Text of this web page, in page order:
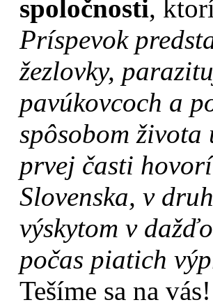
spoločnosti,
Príspevok
žezlovky,
pavúkovcoch a
spôsobom
prvej časti
Slovenska, v
výskytom v
počas piatich
Tešíme sa na